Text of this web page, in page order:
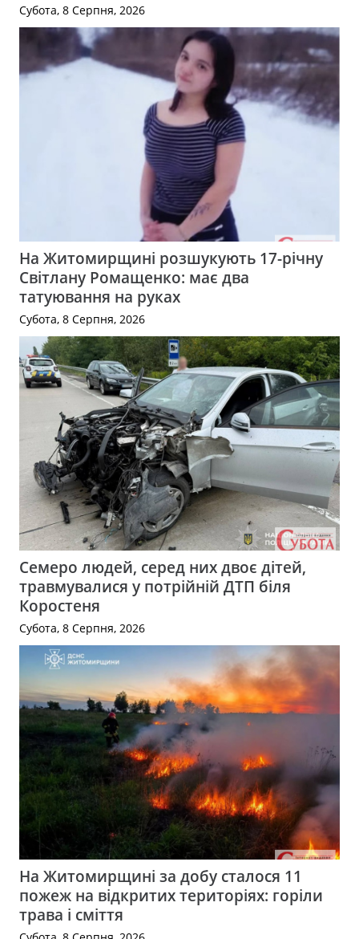
Субота, 8 Серпня, 2026
На Житомирщині розшукують 17-річну
Світлану Ромащенко: має два
татуювання на руках
Субота, 8 Серпня, 2026
Семеро людей, серед них двоє дітей,
травмувалися у потрійній ДТП біля
Коростеня
Субота, 8 Серпня, 2026
На Житомирщині за добу сталося 11
пожеж на відкритих територіях: горіли
трава і сміття